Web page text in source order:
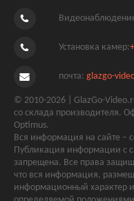
Установка камер:
почта: glazgo-
© 2010-2026 | GlazGo-
со склада производителя.
Optimus.
Вся информация на сайте –
Публикация информации с
запрещена. Все права
что вся информация,
информационный характер